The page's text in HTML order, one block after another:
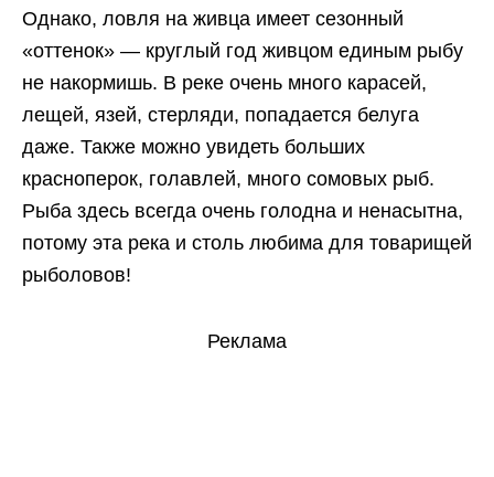
Однако, ловля на живца имеет сезонный
«оттенок» — круглый год живцом единым рыбу
не накормишь. В реке очень много карасей,
лещей, язей, стерляди, попадается белуга
даже. Также можно увидеть больших
красноперок, голавлей, много сомовых рыб.
Рыба здесь всегда очень голодна и ненасытна,
потому эта река и столь любима для товарищей
рыболовов!
Реклама